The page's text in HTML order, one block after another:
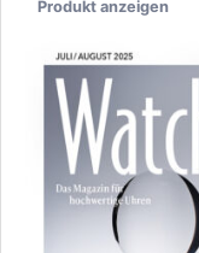
Produkt anzeigen